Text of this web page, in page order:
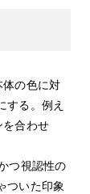
体の色に対
する。例え
を合わせ
つ視認性の
ついた印象